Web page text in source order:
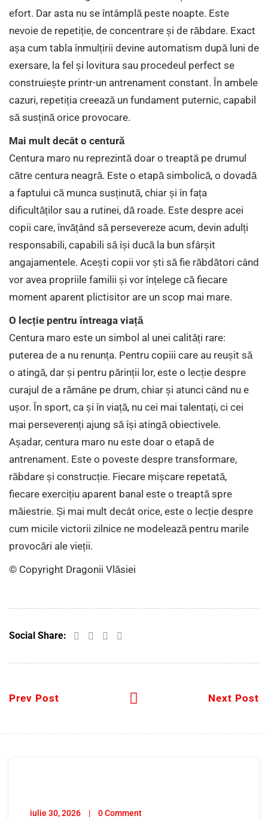
efort. Dar asta nu se întâmplă peste noapte. Este
nevoie de repetiție, de concentrare și de răbdare. Exact
așa cum tabla înmulțirii devine automatism după luni de
exersare, la fel și lovitura sau procedeul perfect se
construiește printr-un antrenament constant. În ambele
cazuri, repetiția creează un fundament puternic, capabil
să susțină orice provocare.
Mai mult decât o centură
Centura maro nu reprezintă doar o treaptă pe drumul
către centura neagră. Este o etapă simbolică, o dovadă
a faptului că munca susținută, chiar și în fața
dificultăților sau a rutinei, dă roade. Este despre acei
copii care, învățând să persevereze acum, devin adulți
responsabili, capabili să își ducă la bun sfârșit
angajamentele. Acești copii vor ști să fie răbdători când
vor avea propriile familii și vor înțelege că fiecare
moment aparent plictisitor are un scop mai mare.
O lecție pentru întreaga viață
Centura maro este un simbol al unei calități rare:
puterea de a nu renunța. Pentru copiii care au reușit să
o atingă, dar și pentru părinții lor, este o lecție despre
curajul de a rămâne pe drum, chiar și atunci când nu e
ușor. În sport, ca și în viață, nu cei mai talentați, ci cei
mai perseverenți ajung să își atingă obiectivele.
Așadar, centura maro nu este doar o etapă de
antrenament. Este o poveste despre transformare,
răbdare și construcție. Fiecare mișcare repetată,
fiecare exercițiu aparent banal este o treaptă spre
măiestrie. Și mai mult decât orice, este o lecție despre
cum micile victorii zilnice ne modelează pentru marile
provocări ale vieții.
© Copyright Dragonii Vlăsiei
Social Share:
Prev Post Next Post
iulie 30, 2026 0 Comment